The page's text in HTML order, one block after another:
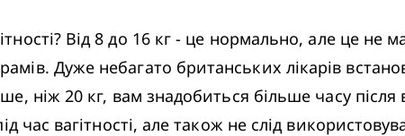
Від 8 до 16 кг - це нормально, але це не
Дуже небагато британських лікарів
ніж 20 кг, вам знадобиться більше часу після
час вагітності, але також не слід